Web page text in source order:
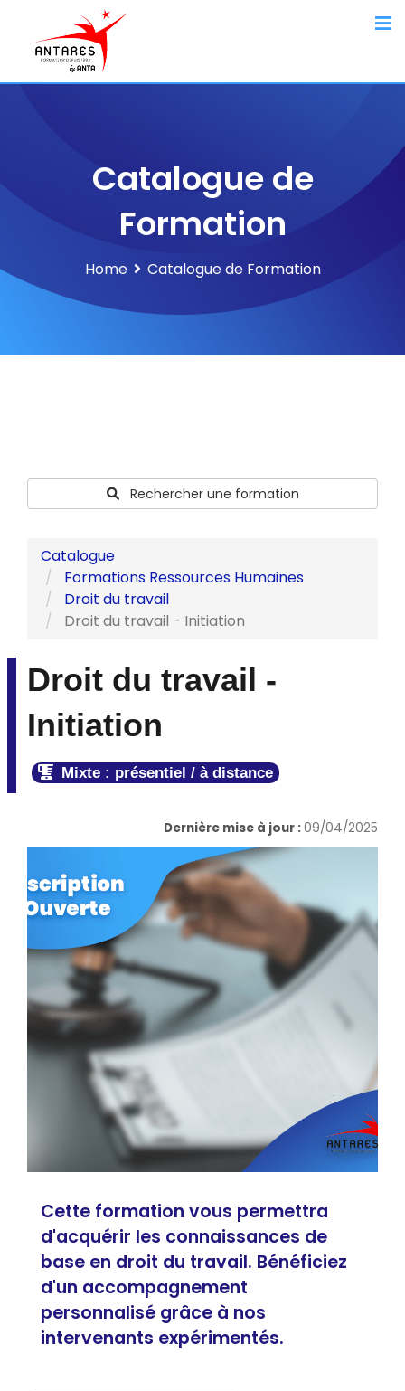
Catalogue de
Formation
Home Catalogue de Formation
Rechercher une formation
Catalogue
Formations Ressources Humaines
Droit du travail
Droit du travail - Initiation
Droit du travail -
Initiation
Mixte : présentiel / à distance
Dernière mise à jour :09/04/2025
Cette formation vous permettra
d'acquérir les connaissances de
base en droit du travail. Bénéficiez
d'un accompagnement
personnalisé grâce à nos
intervenants expérimentés.